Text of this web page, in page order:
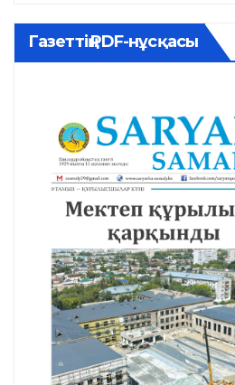
Газеттің PDF-нұсқасы